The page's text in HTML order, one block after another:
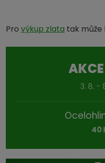
Pro výkup zlata tak může
3. 8. -
40